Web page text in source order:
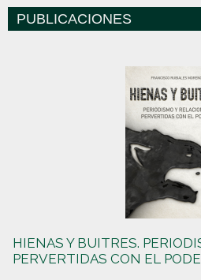
PUBLICACIONES
HIENAS Y BUITRES.
PERVERTIDAS CON EL